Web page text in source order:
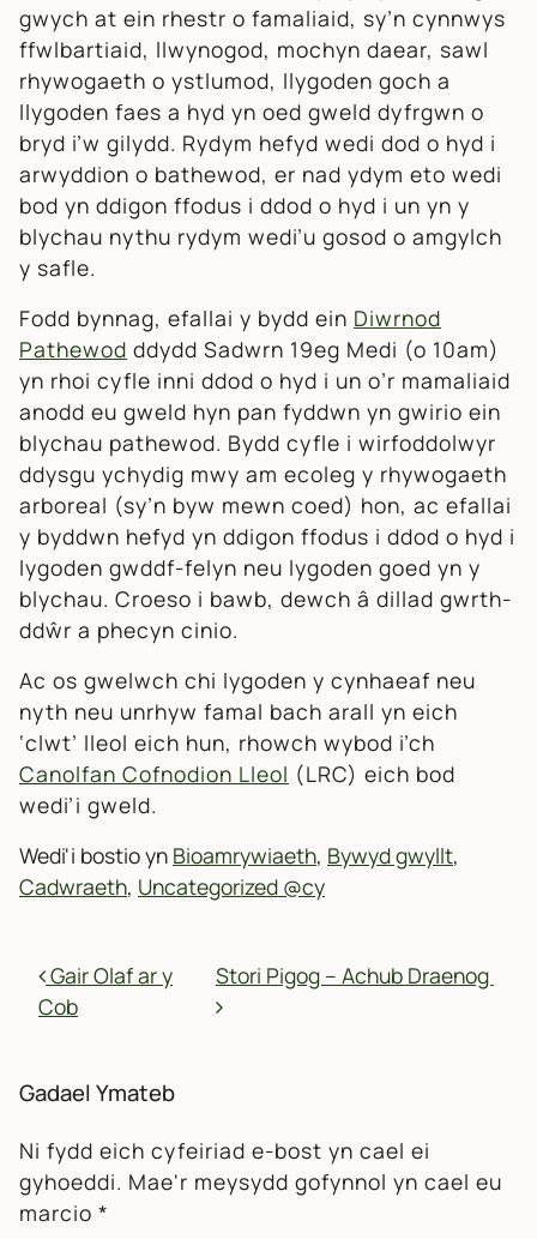
gwych at ein rhestr o famaliaid, sy’n cynnwys
ffwlbartiaid, llwynogod, mochyn daear, sawl
rhywogaeth o ystlumod, llygoden goch a
llygoden faes a hyd yn oed gweld dyfrgwn o
bryd i’w gilydd. Rydym hefyd wedi dod o hyd i
arwyddion o bathewod, er nad ydym eto wedi
bod yn ddigon ffodus i ddod o hyd i un yn y
blychau nythu rydym wedi’u gosod o amgylch
y safle.
Fodd bynnag, efallai y bydd ein Diwrnod
Pathewod ddydd Sadwrn 19eg Medi (o 10am)
yn rhoi cyfle inni ddod o hyd i un o’r mamaliaid
anodd eu gweld hyn pan fyddwn yn gwirio ein
blychau pathewod. Bydd cyfle i wirfoddolwyr
ddysgu ychydig mwy am ecoleg y rhywogaeth
arboreal (sy’n byw mewn coed) hon, ac efallai
y byddwn hefyd yn ddigon ffodus i ddod o hyd i
lygoden gwddf-felyn neu lygoden goed yn y
blychau. Croeso i bawb, dewch â dillad gwrth-
ddŵr a phecyn cinio.
Ac os gwelwch chi lygoden y cynhaeaf neu
nyth neu unrhyw famal bach arall yn eich
‘clwt’ lleol eich hun, rhowch wybod i’ch
Canolfan Cofnodion Lleol (LRC) eich bod
wedi’i gweld.
Wedi'i bostio yn Bioamrywiaeth, Bywyd gwyllt,
Cadwraeth, Uncategorized @cy
MORDWYO POSTIADAU
Gair Olaf ar y
Cob
Stori Pigog – Achub Draenog
Gadael Ymateb
Ni fydd eich cyfeiriad e-bost yn cael ei
gyhoeddi. Mae'r meysydd gofynnol yn cael eu
marcio *